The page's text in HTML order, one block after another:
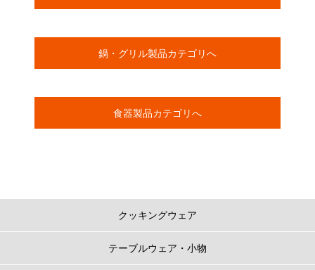
鍋・グリル製品カテゴリへ
食器製品カテゴリへ
クッキングウェア
テーブルウェア・小物